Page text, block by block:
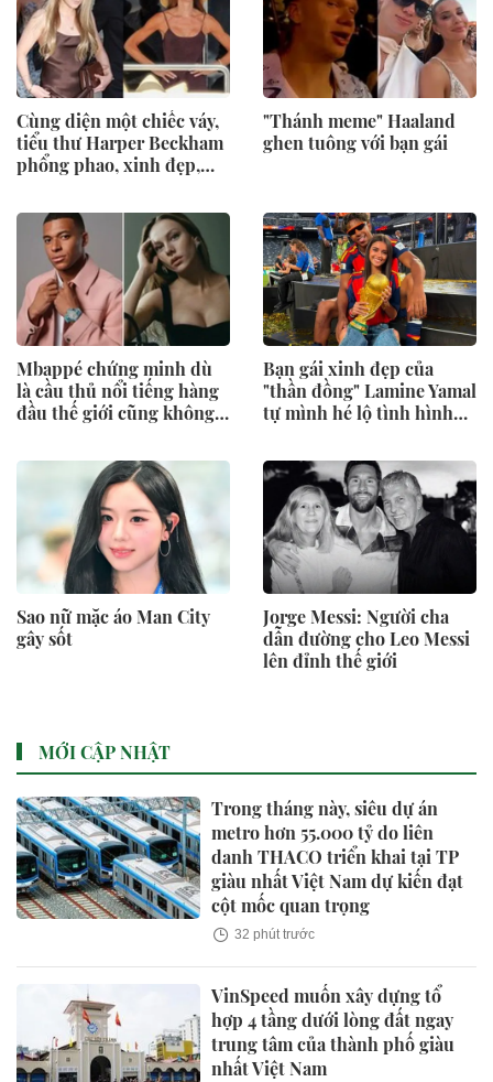
Cùng diện một chiếc váy,
tiểu thư Harper Beckham
phổng phao, xinh đẹp,
vóc dáng gầy gò
"Thánh meme" Haaland
ghen tuông với bạn gái
Mbappé chứng minh dù
là cầu thủ nổi tiếng hàng
đầu thế giới cũng không
trai" khi ở cạnh mỹ nhân
Ester Expósito
Bạn gái xinh đẹp của
"thần đồng" Lamine Yamal
tự mình hé lộ tình hình
Sao nữ mặc áo Man City
gây sốt
Jorge Messi: Người cha
dẫn đường cho Leo Messi
lên đỉnh thế giới
MỚI CẬP NHẬT
Trong tháng này, siêu dự án
metro hơn 55.000 tỷ do liên
danh THACO triển khai tại TP
giàu nhất Việt Nam dự kiến đạt
cột mốc quan trọng
32 phút trước
VinSpeed muốn xây dựng tổ
hợp 4 tầng dưới lòng đất ngay
trung tâm của thành phố giàu
nhất Việt Nam